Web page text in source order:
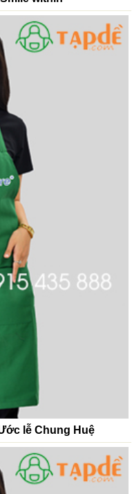
lễ Chung Huệ